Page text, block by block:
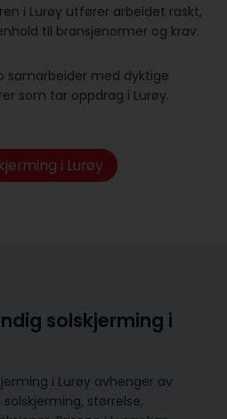
i Lurøy utfører arbeidet raskt,
til bransje­normer og krav.
samarbeider med dyktige
som tar oppdrag i Lurøy.
i Lurøy
solskjerming i
i Lurøy avhenger av
størrelse,